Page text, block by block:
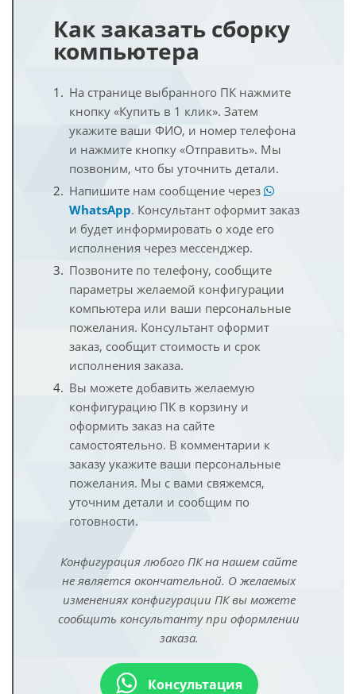
Как заказать сборку
компьютера
На странице выбранного ПК нажмите
кнопку «Купить в 1 клик». Затем
укажите ваши ФИО, и номер телефона
и нажмите кнопку «Отправить». Мы
позвоним, что бы уточнить детали.
Напишите нам сообщение через
WhatsApp. Консультант оформит заказ
и будет информировать о ходе его
исполнения через мессенджер.
Позвоните по телефону, сообщите
параметры желаемой конфигурации
компьютера или ваши персональные
пожелания. Консультант оформит
заказ, сообщит стоимость и срок
исполнения заказа.
Вы можете добавить желаемую
конфигурацию ПК в корзину и
оформить заказ на сайте
самостоятельно. В комментарии к
заказу укажите ваши персональные
пожелания. Мы с вами свяжемся,
уточним детали и сообщим по
готовности.
Конфигурация любого ПК на нашем сайте
не является окончательной. О желаемых
изменениях конфигурации ПК вы можете
сообщить консультанту при оформлении
заказа.
Консультация